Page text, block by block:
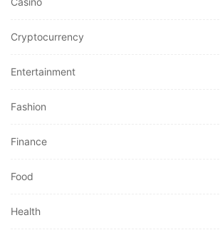
Cryptocurrency
Entertainment
Fashion
Finance
Food
Health